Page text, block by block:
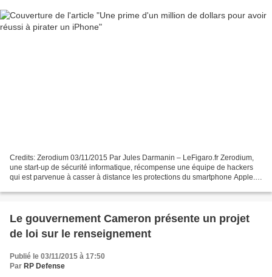
Credits: Zerodium 03/11/2015 Par Jules Darmanin – LeFigaro.fr Zerodium,
une start-up de sécurité informatique, récompense une équipe de hackers
qui est parvenue à casser à distance les protections du smartphone Apple.
Le gouvernement Cameron présente un projet
de loi sur le renseignement
Publié le 03/11/2015 à 17:50
Par RP Defense